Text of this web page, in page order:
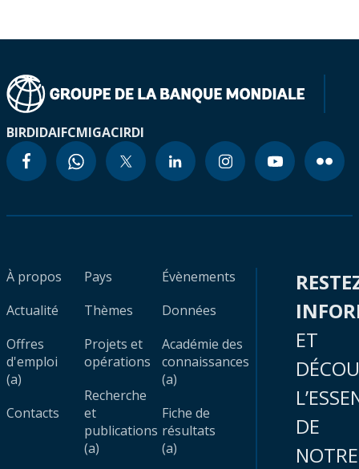
BIRDIDAIFCMIGACIRDI
À propos
Actualité
Offres
d'emploi
(a)
Contacts
Pays
Thèmes
Projets et
opérations
Recherche
et
publications
(a)
Évènements
Données
Académie des
connaissances
(a)
Fiche de
résultats
(a)
ET
DE
NOTRE